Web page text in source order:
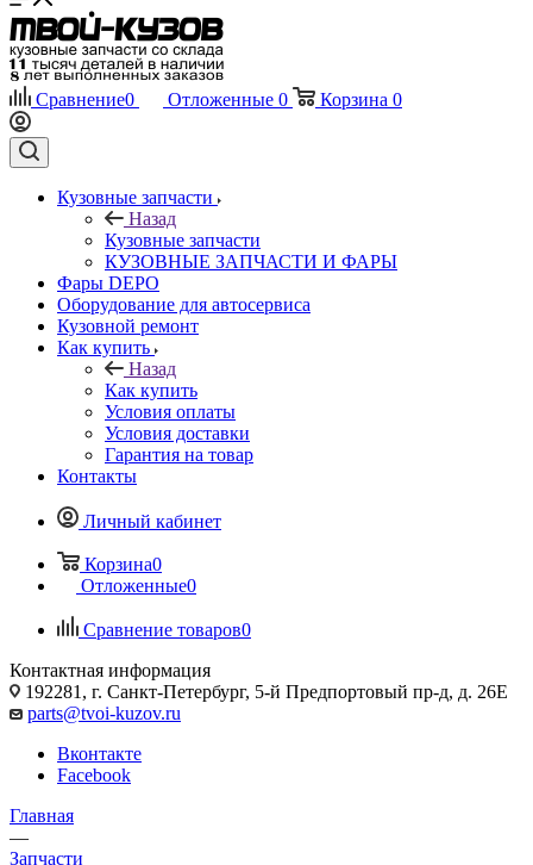
Сравнение0 Отложенные 0 Корзина 0
Кузовные запчасти
Назад
Кузовные запчасти
КУЗОВНЫЕ ЗАПЧАСТИ И ФАРЫ
Фары DEPO
Оборудование для автосервиса
Кузовной ремонт
Как купить
Назад
Как купить
Условия оплаты
Условия доставки
Гарантия на товар
Контакты
Личный кабинет
Корзина0
Отложенные0
Сравнение товаров0
Контактная информация
192281, г. Санкт-Петербург, 5-й Предпортовый пр-д, д. 26Е
parts@tvoi-kuzov.ru
Вконтакте
Facebook
Главная
—
Запчасти